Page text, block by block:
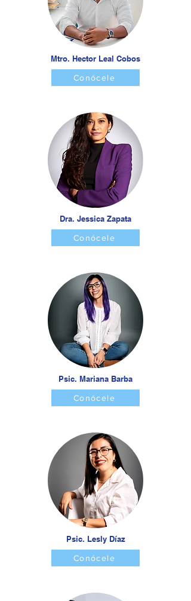
Mtro. Hector Leal Cobos
Conócele
Dra. Jessica Zapata
Conócele
Psic. Mariana Barba
Conócele
Psic. Lesly Díaz
Conócele